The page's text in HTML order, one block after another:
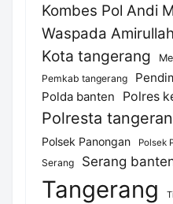
Kombes Pol Andi
Waspada Amirullah
Kota tangerang
Pemkab tangerang
Polda banten
Polres
Polresta
Polsek Panongan Polsek
Serang Serang
Tangerang